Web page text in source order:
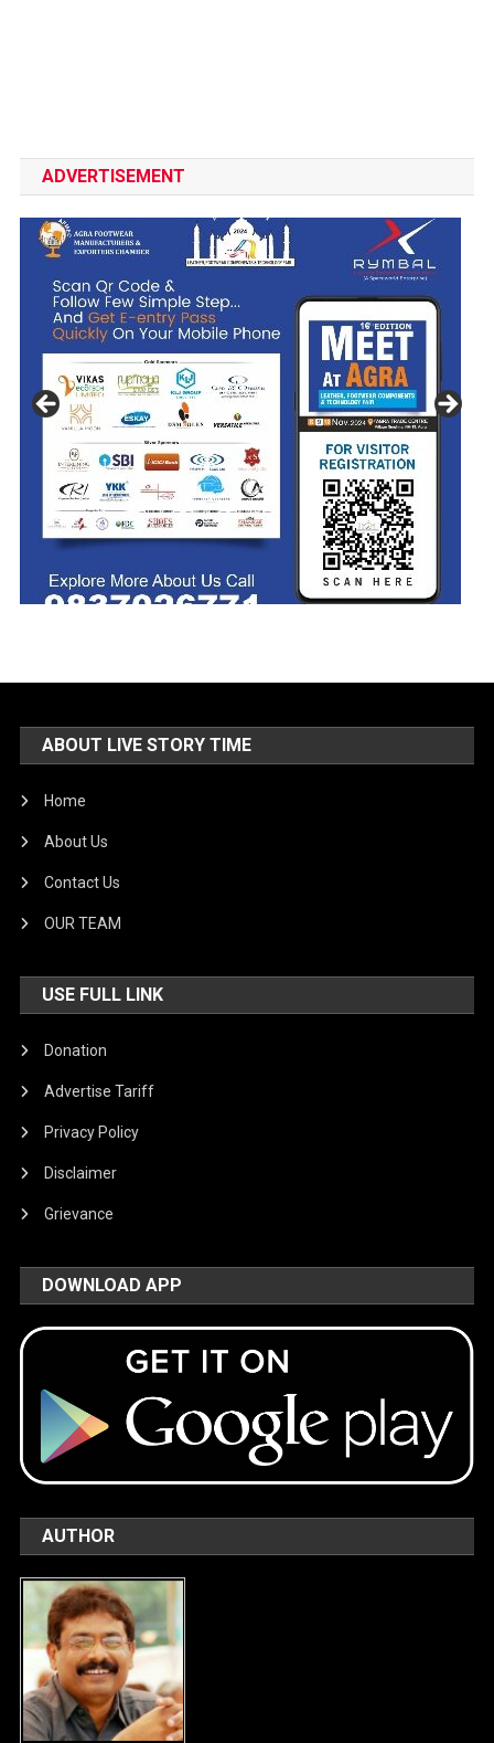
ADVERTISEMENT
ABOUT LIVE STORY TIME
Home
About Us
Contact Us
OUR TEAM
USE FULL LINK
Donation
Advertise Tariff
Privacy Policy
Disclaimer
Grievance
DOWNLOAD APP
AUTHOR